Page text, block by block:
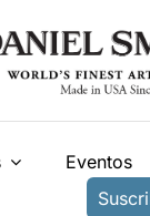
Eventos